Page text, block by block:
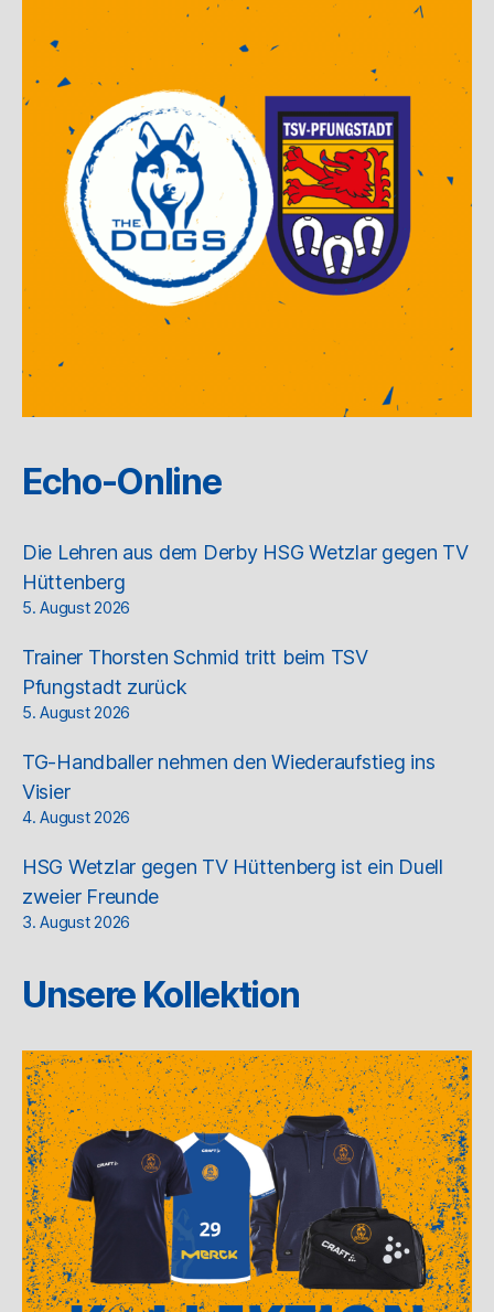
Echo-Online
Die Lehren aus dem Derby HSG Wetzlar gegen TV
Hüttenberg
5. August 2026
Trainer Thorsten Schmid tritt beim TSV
Pfungstadt zurück
5. August 2026
TG-Handballer nehmen den Wiederaufstieg ins
Visier
4. August 2026
HSG Wetzlar gegen TV Hüttenberg ist ein Duell
zweier Freunde
3. August 2026
Unsere Kollektion